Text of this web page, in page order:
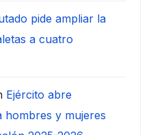
pide ampliar la
a cuatro
Ejército abre
hombres y mujeres